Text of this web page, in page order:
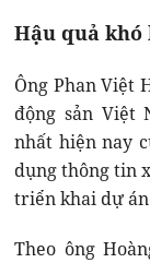
Hậu quả
Ông Phan Việt
động sản Việt
nhất hiện nay
dụng thông tin
triển khai dự án
Theo ông